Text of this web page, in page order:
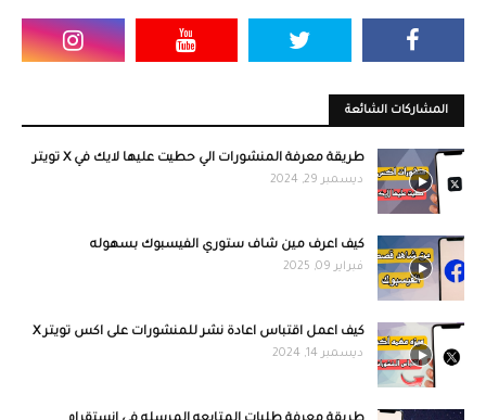
المشاركات الشائعة
طريقة معرفة المنشورات الي حطيت عليها لايك في X تويتر
ديسمبر 29, 2024
كيف اعرف مين شاف ستوري الفيسبوك بسهوله
فبراير 09, 2025
كيف اعمل اقتباس اعادة نشر للمنشورات على اكس تويتر X
ديسمبر 14, 2024